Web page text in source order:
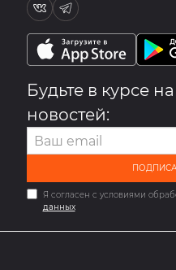
Будьте в курсе
новостей:
Я согласен с условиями
данных